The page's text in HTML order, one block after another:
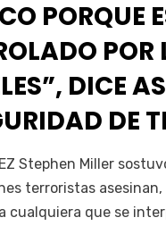
PORQUE
POR
DICE
DE
Miranda Servín
Stephen Miller
terroristas
cualquiera que se